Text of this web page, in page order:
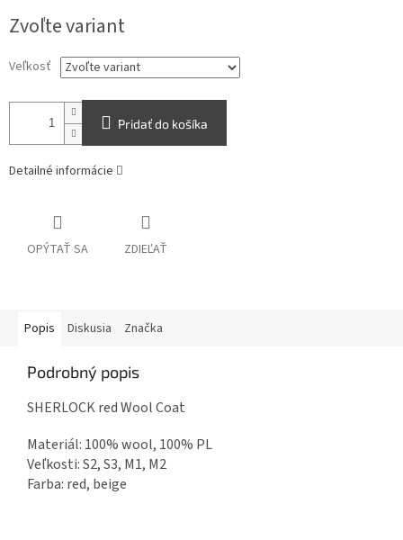
cena:
Zvoľte variant
Veľkosť
Pridať do košíka
Detailné informácie
OPÝTAŤ SA ZDIEĽAŤ
Popis Diskusia Značka
Podrobný popis
SHERLOCK red Wool Coat
Materiál: 100% wool, 100% PL
Veľkosti: S2, S3, M1, M2
Farba: red, beige